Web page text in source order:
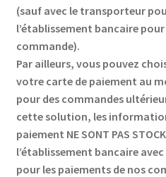
(sauf avec le transporteur
l’établissement bancaire
commande).
Par ailleurs, vous pouvez
votre carte de paiement au
pour des commandes
cette solution, les
paiement NE SONT PAS
l’établissement bancaire
pour les paiements de nos